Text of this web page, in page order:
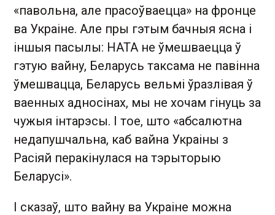
«павольна, але прасоўваецца» на фронце
ва Украіне. Але пры гэтым бачныя ясна і
іншыя пасылы: НАТА не ўмешваецца ў
гэтую вайну, Беларусь таксама не павінна
ўмешвацца, Беларусь вельмі ўразлівая ў
ваенных адносінах, мы не хочам гінуць за
чужыя інтарэсы. І тое, што «абсалютна
недапушчальна, каб вайна Украіны з
Расіяй перакінулася на тэрыторыю
Беларусі».
І сказаў, што вайну ва Украіне можна